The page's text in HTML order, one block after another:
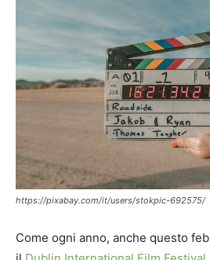
https://pixabay.com/it/users/stokpic-692575/
Come ogni anno, anche questo